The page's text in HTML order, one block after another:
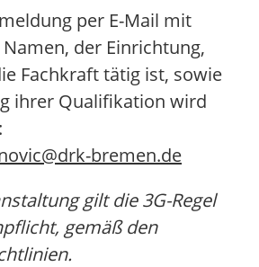
per E-Mail mit
der Einrichtung,
Fachkraft tätig ist, sowie
ihrer Qualifikation wird
bremen.de
gilt die 3G-Regel
gemäß den